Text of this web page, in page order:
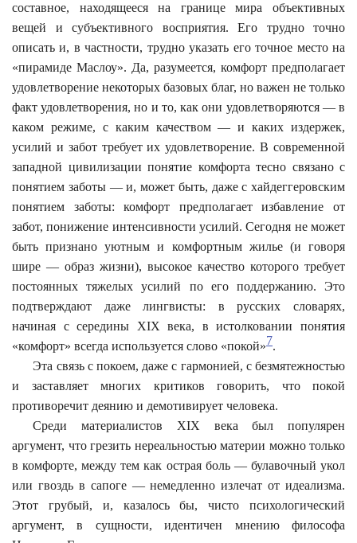
составное, находящееся на границе мира объективных
вещей и субъективного восприятия. Его трудно точно
описать и, в частности, трудно указать его точное место на
«пирамиде Маслоу». Да, разумеется, комфорт предполагает
удовлетворение некоторых базовых благ, но важен не только
факт удовлетворения, но и то, как они удовлетворяются — в
каком режиме, с каким качеством — и каких издержек,
усилий и забот требует их удовлетворение. В современной
западной цивилизации понятие комфорта тесно связано с
понятием заботы — и, может быть, даже с хайдеггеровским
понятием заботы: комфорт предполагает избавление от
забот, понижение интенсивности усилий. Сегодня не может
быть признано уютным и комфортным жилье (и говоря
шире — образ жизни), высокое качество которого требует
постоянных тяжелых усилий по его поддержанию. Это
подтверждают даже лингвисты: в русских словарях,
начиная с середины XIX века, в истолковании понятия
«комфорт» всегда используется слово «покой»7.
Эта связь с покоем, даже с гармонией, с безмятежностью
и заставляет многих критиков говорить, что покой
противоречит деянию и демотивирует человека.
Среди материалистов XIX века был популярен
аргумент, что грезить нереальностью материи можно только
в комфорте, между тем как острая боль — булавочный укол
или гвоздь в сапоге — немедленно излечат от идеализма.
Этот грубый, и, казалось бы, чисто психологический
аргумент, в сущности, идентичен мнению философа